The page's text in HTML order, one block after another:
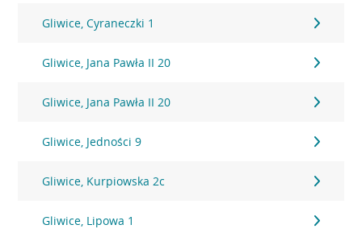
Gliwice, Cyraneczki 1
Gliwice, Jana Pawła II 20
Gliwice, Jana Pawła II 20
Gliwice, Jedności 9
Gliwice, Kurpiowska 2c
Gliwice, Lipowa 1